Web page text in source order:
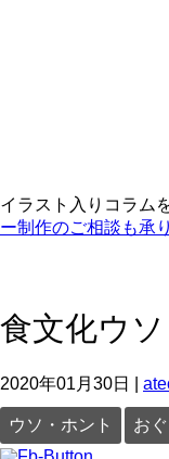
イラスト入りコラム
ー制作のご相談も承
食文化ウ
2020年01月30日
ウソ・ホント お